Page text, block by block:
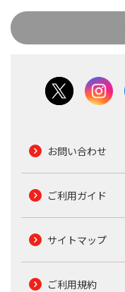
お問い合わせ
ご利用ガイド
サイトマップ
ご利用規約